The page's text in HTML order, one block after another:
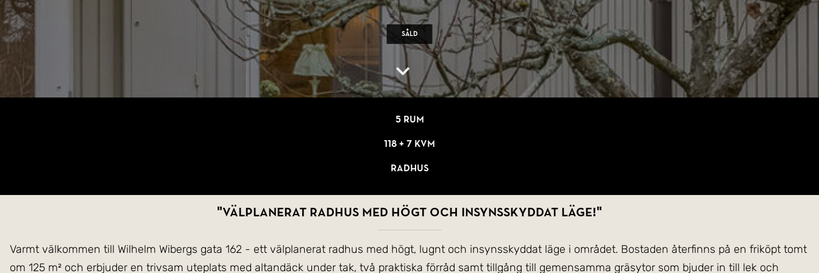
Såld
5 rum
118 + 7 kvm
Radhus
"Välplanerat radhus med högt och insynsskyddat läge!"
Varmt välkommen till Wilhelm Wibergs gata 162 - ett välplanerat radhus med högt, lugnt och insynsskyddat läge i området. Bostaden återfinns på en friköpt tomt
om 125 m² och erbjuder en trivsam uteplats med altandäck under tak, två praktiska förråd samt tillgång till gemensamma gräsytor som bjuder in till lek och